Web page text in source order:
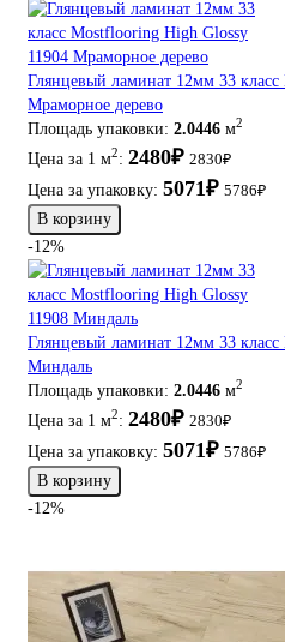
Глянцевый ламинат 12мм 33
Мраморное дерево
Площадь упаковки: 2.0446 м2
Цена за 1 м2: 2480₽ 2830₽
Цена за упаковку: 5071₽ 5786₽
В корзину
-12%
Глянцевый ламинат 12мм 33
Миндаль
Площадь упаковки: 2.0446 м2
Цена за 1 м2: 2480₽ 2830₽
Цена за упаковку: 5071₽ 5786₽
В корзину
-12%